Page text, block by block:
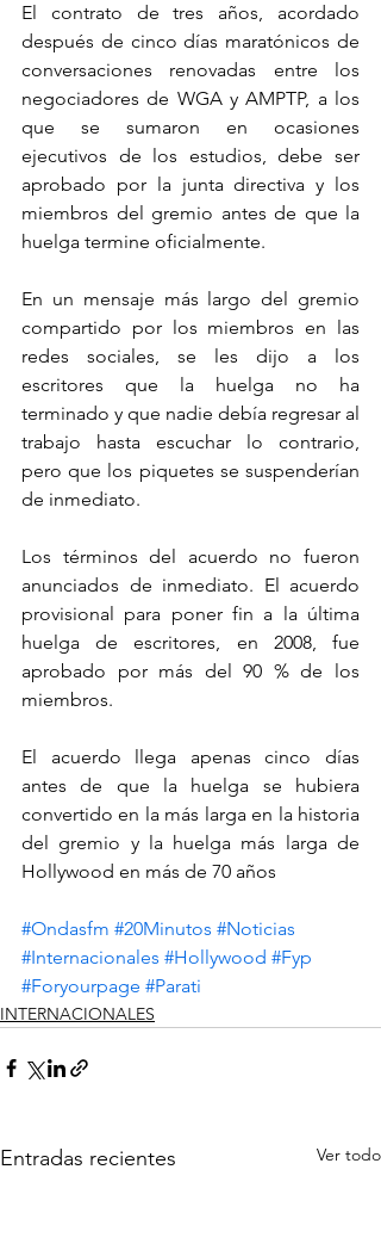
El contrato de tres años, acordado
después de cinco días maratónicos de
conversaciones renovadas entre los
negociadores de WGA y AMPTP, a los
que se sumaron en ocasiones
ejecutivos de los estudios, debe ser
aprobado por la junta directiva y los
miembros del gremio antes de que la
huelga termine oficialmente.
En un mensaje más largo del gremio
compartido por los miembros en las
redes sociales, se les dijo a los
escritores que la huelga no ha
terminado y que nadie debía regresar al
trabajo hasta escuchar lo contrario,
pero que los piquetes se suspenderían
de inmediato.
Los términos del acuerdo no fueron
anunciados de inmediato. El acuerdo
provisional para poner fin a la última
huelga de escritores, en 2008, fue
aprobado por más del 90 % de los
miembros.
El acuerdo llega apenas cinco días
antes de que la huelga se hubiera
convertido en la más larga en la historia
del gremio y la huelga más larga de
Hollywood en más de 70 años
#Ondasfm #20Minutos #Noticias
#Internacionales #Hollywood #Fyp
#Foryourpage #Parati
INTERNACIONALES
Entradas recientes Ver todo